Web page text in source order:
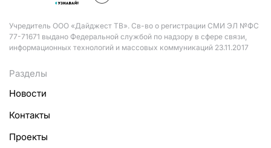
Учредитель ООО «Дайджест ТВ». Св-во о регистрации СМИ ЭЛ №ФС
77-71671 выдано Федеральной службой по надзору в сфере связи,
информационных технологий и массовых коммуникаций 23.11.2017
Разделы
Новости
Контакты
Проекты